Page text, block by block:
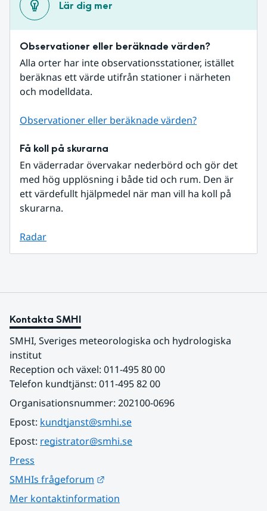
Lär dig mer
Observationer eller beräknade värden?
Alla orter har inte observationsstationer, istället
beräknas ett värde utifrån stationer i närheten
och modelldata.
Observationer eller beräknade värden?
Få koll på skurarna
En väderradar övervakar nederbörd och gör det
med hög upplösning i både tid och rum. Den är
ett värdefullt hjälpmedel när man vill ha koll på
skurarna.
Radar
Kontakta SMHI
SMHI, Sveriges meteorologiska och hydrologiska
institut
Reception och växel: 011-495 80 00
Telefon kundtjänst: 011-495 82 00
Organisationsnummer: 202100-0696
Epost: kundtjanst@smhi.se
Epost: registrator@smhi.se
Press
SMHIs frågeforum
Mer kontaktinformation